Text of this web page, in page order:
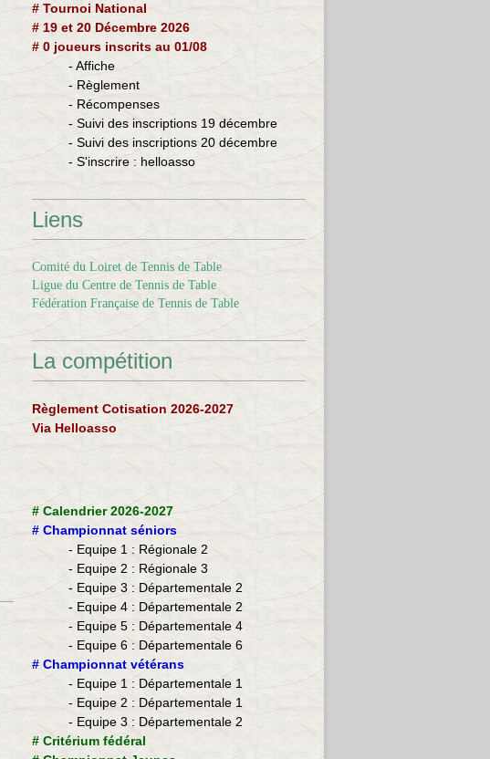
# Tournoi National
# 19 et 20 Décembre 2026
# 0 joueurs inscrits au 01/08
- Affiche
- Règlement
- Récompenses
- Suivi des inscriptions 19 décembre
- Suivi des inscriptions 20 décembre
- S'inscrire : helloasso
Liens
Comité du Loiret de Tennis de Table
Ligue du Centre de Tennis de Table
Fédération Française de Tennis de Table
La compétition
Règlement Cotisation 2026-2027
Via Helloasso
# Calendrier 2026-2027
# Championnat séniors
- Equipe 1 : Régionale 2
- Equipe 2 : Régionale 3
- Equipe 3 : Départementale 2
- Equipe 4 : Départementale 2
- Equipe 5 : Départementale 4
- Equipe 6 : Départementale 6
​# Championnat vétérans
- ​Equipe 1 : Départementale 1
- Equipe 2 : Départementale 1
- Equipe 3 : Départementale 2
# Critérium fédéral